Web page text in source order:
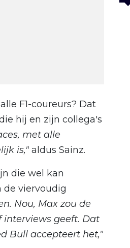
F1-coureurs? Dat
hij en zijn collega's
met alle
is," aldus Sainz.
die wel kan
de viervoudig
Nou, Max zou de
interviews geeft. Dat
Bull accepteert het,"